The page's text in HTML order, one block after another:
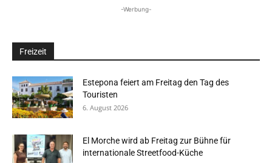
-Werbung-
Freizeit
Estepona feiert am Freitag den Tag des
Touristen
6. August 2026
El Morche wird ab Freitag zur Bühne für
internationale Streetfood-Küche